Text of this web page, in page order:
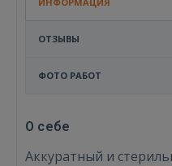
ОТЗЫВЫ
ФОТО РАБОТ
О себе
Аккуратный и